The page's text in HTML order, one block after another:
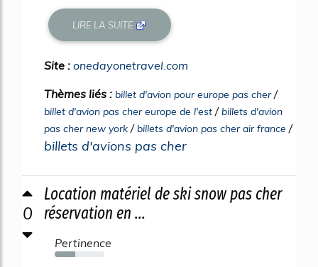
LIRE LA SUITE
Site : onedayonetravel.com
Thèmes liés : billet d'avion pour europe pas cher/
billet d'avion pas cher europe de l'est /billets d'avion
pas cher new york /billets d'avion pas cher air france /
billets d'avions pas cher
0
Location matériel de ski snow pas cher
réservation en ...
Pertinence
42%